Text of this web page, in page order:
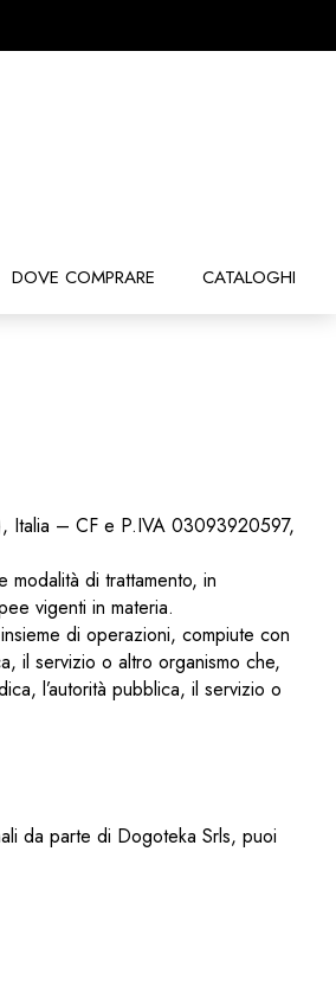
DOVE COMPRARE CATALOGHI
Italia – CF e P.IVA 03093920597,
modalità di trattamento, in
vigenti in materia.
di operazioni, compiute con
il servizio o altro organismo che,
l’autorità pubblica, il servizio o
da parte di Dogoteka Srls, puoi